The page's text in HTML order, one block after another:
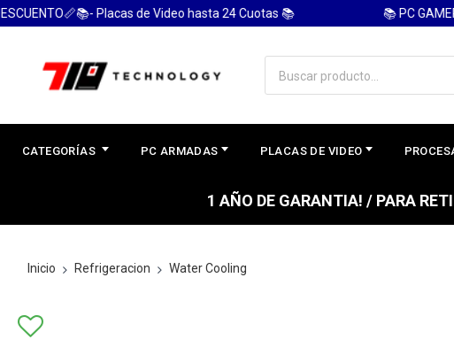
Placas de Video hasta 24 Cuotas 📚 📚 PC
CATEGORÍAS PC ARMADAS PLACAS DE VIDEO
1 AÑO DE GARANTIA! / PARA
Inicio Refrigeracion Water Cooling